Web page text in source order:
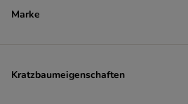
Marke
Kratzbaumeigenschaften